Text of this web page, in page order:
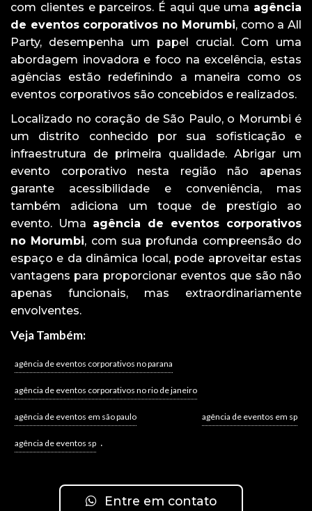
com clientes e parceiros. É aqui que uma agência
de eventos corporativos no Morumbi, como a All
Party, desempenha um papel crucial. Com uma
abordagem inovadora e foco na excelência, estas
agências estão redefinindo a maneira como os
eventos corporativos são concebidos e realizados.
Localizado no coração de São Paulo, o Morumbi é
um distrito conhecido por sua sofisticação e
infraestrutura de primeira qualidade. Abrigar um
evento corporativo nesta região não apenas
garante acessibilidade e conveniência, mas
também adiciona um toque de prestígio ao
evento. Uma agência de eventos corporativos
no Morumbi, com sua profunda compreensão do
espaço e da dinâmica local, pode aproveitar estas
vantagens para proporcionar eventos que são não
apenas funcionais, mas extraordinariamente
envolventes.
Veja Também:
agência de eventos corporativos no parana
agência de eventos corporativos no rio de janeiro
agência de eventos em são paulo agência de eventos em sp
agência de eventos sp .
Entre em contato